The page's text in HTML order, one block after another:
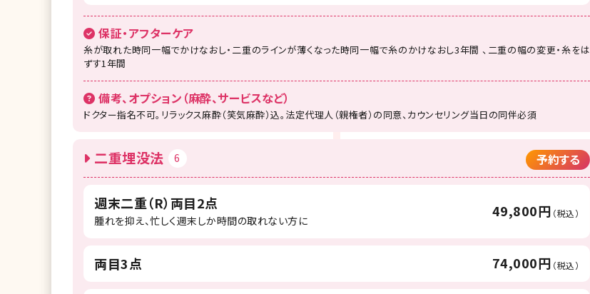
保証・アフターケア
糸が取れた時同一幅でかけなおし・二重のラインが薄くなった時同一幅で糸のかけなおし3年間 、二重の幅の変更・糸をは
ずす1年間
備考、オプション（麻酔、サービスなど）
ドクター指名不可。リラックス麻酔（笑気麻酔）込。法定代理人（親権者）の同意、カウンセリング当日の同伴必須
二重埋没法 6 予約する
週末二重（R）両目2点
腫れを抑え、忙しく週末しか時間の取れない方に
49,800円 （税込）
両目3点 74,000円 （税込）